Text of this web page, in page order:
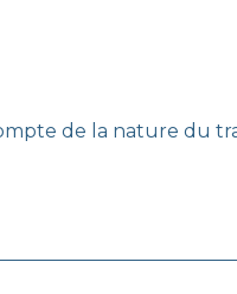
de la nature du